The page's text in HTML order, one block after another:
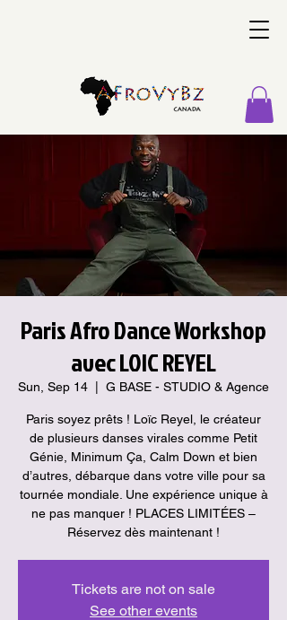
Paris Afro Dance Workshop
avec LOIC REYEL
Sun, Sep 14 G BASE - STUDIO & Agence
Paris soyez prêts ! Loïc Reyel, le créateur
de plusieurs danses virales comme Petit
Génie, Minimum Ça, Calm Down et bien
d’autres, débarque dans votre ville pour sa
tournée mondiale. Une expérience unique à
ne pas manquer ! PLACES LIMITÉES –
Réservez dès maintenant !
Tickets are not on sale
See other events